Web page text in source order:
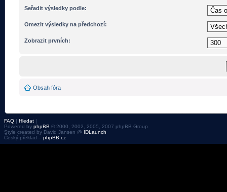
Seřadit výsledky podle:
Omezit výsledky na předchozí:
Zobrazit prvních:
Obsah fóra
FAQ | Hledat |
Powered by phpBB © 2000, 2002, 2005, 2007 phpBB Group
Style created by David Jansen @ IDLaunch
Český překlad – phpBB.cz